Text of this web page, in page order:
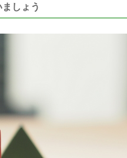
しょう